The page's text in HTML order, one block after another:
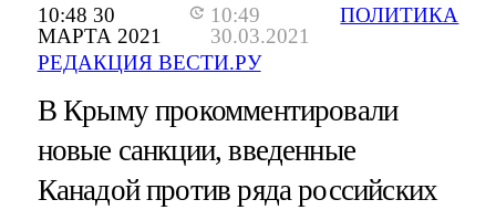
10:48 30
МАРТА 2021
10:49
30.03.2021
РЕДАКЦИЯ ВЕСТИ.РУ
ПОЛИТИКА
В Крыму прокомментировали
новые санкции, введенные
Канадой против ряда российских